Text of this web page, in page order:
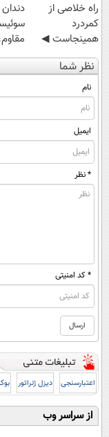
‌راه خلاصی از
کمردرد
همینجاست ◀
فقط کافیه فرم
رو پر کنی!
ویزیت
نظر شما
نام
ایمیل
* نظر
* کد امنیتی
اعتبارسنجی دیزل ژنراتور
از سراسر وب